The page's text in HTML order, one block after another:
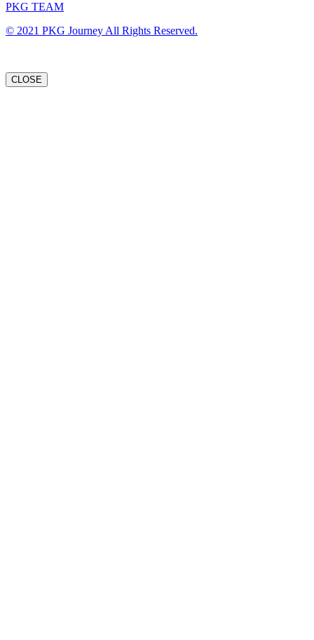
PKG TEAM
© 2021 PKG Journey All Rights Reserved.
CLOSE